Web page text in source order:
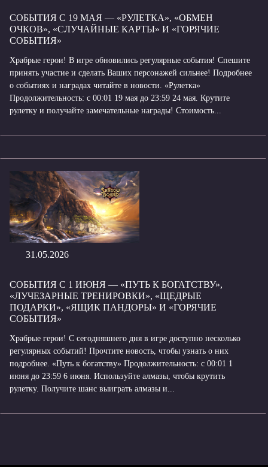
СОБЫТИЯ С 19 МАЯ — «РУЛЕТКА», «ОБМЕН
ОЧКОВ», «СЛУЧАЙНЫЕ КАРТЫ» И «ГОРЯЧИЕ
СОБЫТИЯ»
Храбрые герои! В игре обновились регулярные события! Спешите
принять участие и сделать Ваших персонажей сильнее! Подробнее
о событиях и наградах читайте в новости. «Рулетка»
Продолжительность: с 00:01 19 мая до 23:59 24 мая. Крутите
рулетку и получайте замечательные награды! Стоимость...
31.05.2026
СОБЫТИЯ С 1 ИЮНЯ — «ПУТЬ К БОГАТСТВУ»,
«ЛУЧЕЗАРНЫЕ ТРЕНИРОВКИ», «ЩЕДРЫЕ
ПОДАРКИ», «ЯЩИК ПАНДОРЫ» И «ГОРЯЧИЕ
СОБЫТИЯ»
Храбрые герои! С сегодняшнего дня в игре доступно несколько
регулярных событий! Прочтите новость, чтобы узнать о них
подробнее. «Путь к богатству» Продолжительность: с 00:01 1
июня до 23:59 6 июня. Используйте алмазы, чтобы крутить
рулетку. Получите шанс выиграть алмазы и...